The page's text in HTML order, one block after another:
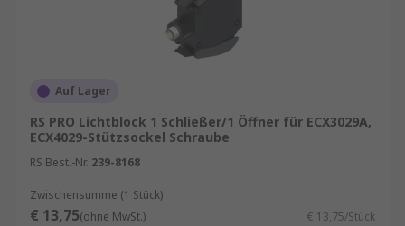
Auf Lager
RS PRO Lichtblock 1 Schließer/1 Öffner für ECX3029A,
ECX4029-Stützsockel Schraube
RS Best.-Nr. 239-8168
Zwischensumme (1 Stück)
€ 13,75(ohne MwSt.) € 13,75/Stück